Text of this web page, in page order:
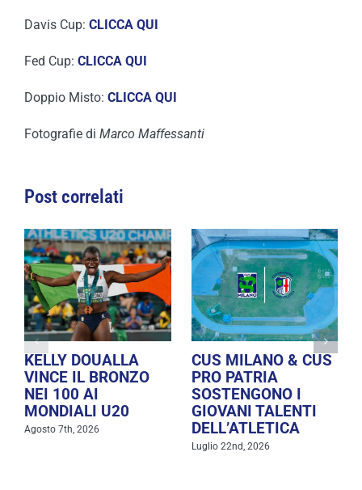
Davis Cup: CLICCA QUI
Fed Cup: CLICCA QUI
Doppio Misto: CLICCA QUI
Fotografie di Marco Maffessanti
Post correlati
KELLY DOUALLA
VINCE IL BRONZO
NEI 100 AI
MONDIALI U20
Agosto 7th, 2026
CUS MILANO & CUS
PRO PATRIA
SOSTENGONO I
GIOVANI TALENTI
DELL’ATLETICA
Luglio 22nd, 2026